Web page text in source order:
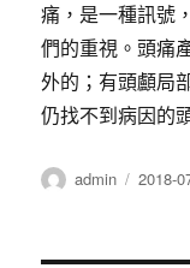
痛，是一種訊號
們的重視。頭痛
外的；有頭顱局
仍找不到病因的
作
admin
發
2018-